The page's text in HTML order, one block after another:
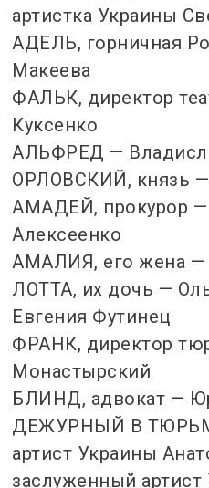
артистка Украины
АДЕЛЬ, горничная
Макеева
ФАЛЬК, директор
Куксенко
АЛЬФРЕД —
ОРЛОВСКИЙ, князь
АМАДЕЙ, прокурор
Алексеенко
АМАЛИЯ, его жена
ЛОТТА, их дочь —
Евгения Футинец
ФРАНК, директор
Монастырский
БЛИНД, адвокат —
ДЕЖУРНЫЙ В
артист Украины
заслуженный